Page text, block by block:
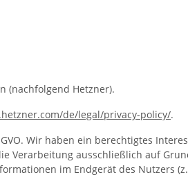
(nachfolgend Hetzner).
de/legal/privacy-policy/.
Wir haben ein berechtigtes
ausschließlich auf
im Endgerät des Nutzers